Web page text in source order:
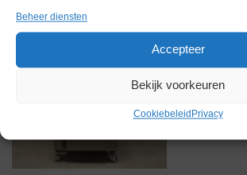
Beheer diensten
Accepteer
Bekijk voorkeuren
Cookiebeleid Privacy